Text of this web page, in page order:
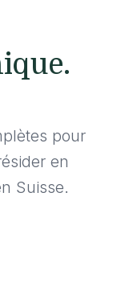
pour
en
Suisse.